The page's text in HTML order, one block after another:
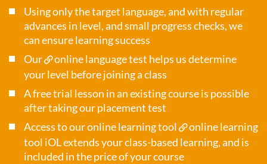
Using only the target language, and with regular
advances in level, and small progress checks, we
can ensure learning success
Our
online language test helps us determine
your level before joining a class
A free trial lesson in an existing course is possible
after taking our placement test
Access to our online learning tool
online learning
tool iOLextends your class-based learning, and is
included in the price of your course